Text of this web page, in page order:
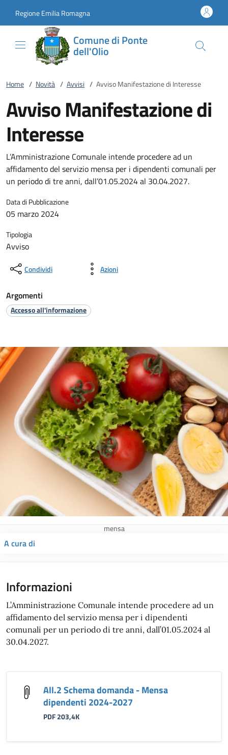
Regione Emilia Romagna
Comune di Ponte
dell'Olio
Home / Novità / Avvisi / Avviso Manifestazione di Interesse
Avviso Manifestazione di
Interesse
L’Amministrazione Comunale intende procedere ad un
affidamento del servizio mensa per i dipendenti comunali per
un periodo di tre anni, dall’01.05.2024 al 30.04.2027.
Data di Pubblicazione
05 marzo 2024
Tipologia
Avviso
Condividi Azioni
Argomenti
Accesso all'informazione
mensa
A cura di
Informazioni
L’Amministrazione Comunale intende procedere ad un
affidamento del servizio mensa per i dipendenti
comunali per un periodo di tre anni, dall’01.05.2024 al
30.04.2027.
All.2 Schema domanda - Mensa
dipendenti 2024-2027
PDF 203,4K